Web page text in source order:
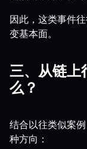
因此，这类事件
变基本面。
三、从链上
么？
结合以往类似案
种方向：